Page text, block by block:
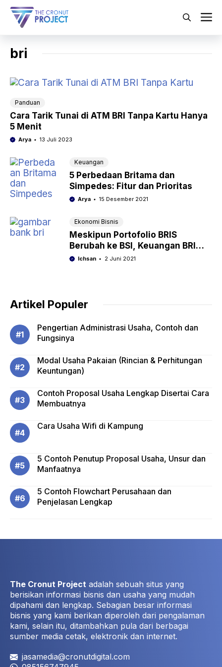
Langsung
bri
Panduan
Cara Tarik Tunai di ATM BRI Tanpa Kartu Hanya
5 Menit
Arya 13 Juli 2023
Keuangan
5 Perbedaan Britama dan
Simpedes: Fitur dan Prioritas
Arya 15 Desember 2021
Ekonomi Bisnis
Meskipun Portofolio BRIS
Berubah ke BSI, Keuangan BRI
Positif
Ichsan 2 Juni 2021
Artikel Populer
Pengertian Administrasi Usaha, Contoh dan
Fungsinya
Modal Usaha Pakaian (Rincian & Perhitungan
Keuntungan)
Contoh Proposal Usaha Lengkap Disertai Cara
Membuatnya
Cara Usaha Wifi di Kampung
5 Contoh Penutup Proposal Usaha, Unsur dan
Manfaatnya
5 Contoh Flowchart Perusahaan dan
Penjelasan Lengkap
The Cronut Project adalah sebuah situs yang
berisikan informasi bisnis dan usaha yang mudah
dipahami dan lengkap. Sebagian besar informasi
bisnis yang kami berikan diperoleh dari pengalaman
kami, selain itu, ditambahkan pula dari berbagai
sumber media cetak, elektronik dan internet.
jasamedia@cronutdigital.com